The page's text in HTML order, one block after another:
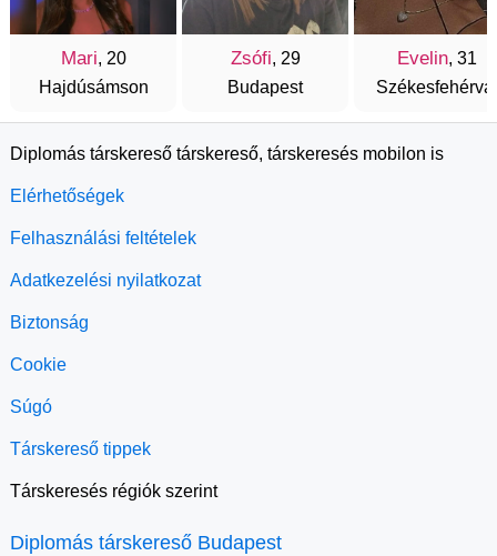
Mari, 20
Hajdúsámson
Zsófi, 29
Budapest
Evelin, 31
Diplomás társkereső társkereső, társkeresés mobilon is
Elérhetőségek
Felhasználási feltételek
Adatkezelési nyilatkozat
Biztonság
Cookie
Súgó
Társkereső tippek
Társkeresés régiók szerint
Diplomás társkereső Budapest